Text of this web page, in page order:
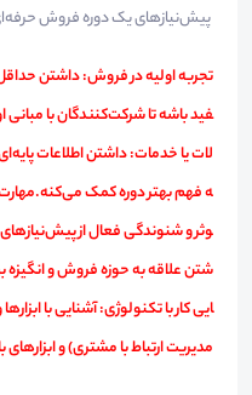
پیش‌نیازهای یک دوره فروش
تجربه اولیه در فروش: داشتن حداقل
فید باشه تا شرکت‌کنندگان با
لات یا خدمات: داشتن اطلاعات
ه فهم بهتر دوره کمک
وثر و شنوندگی فعال از
شتن علاقه به حوزه فروش و انگیزه
مدیریت ارتباط با مشتری) و ابزارهای